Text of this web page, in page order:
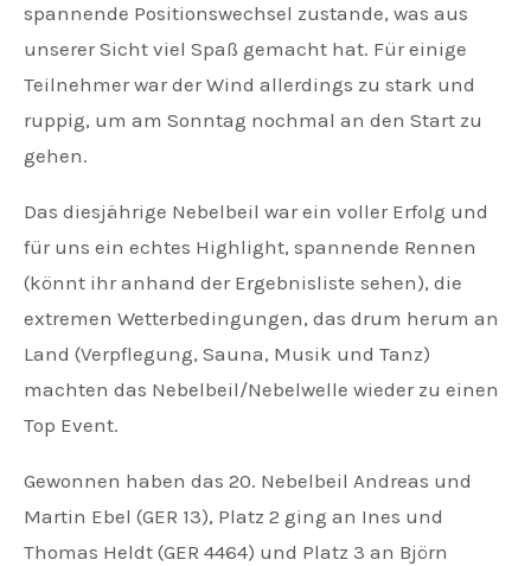
spannende Positionswechsel zustande, was aus
unserer Sicht viel Spaß gemacht hat. Für einige
Teilnehmer war der Wind allerdings zu stark und
ruppig, um am Sonntag nochmal an den Start zu
gehen.
Das diesjährige Nebelbeil war ein voller Erfolg und
für uns ein echtes Highlight, spannende Rennen
(könnt ihr anhand der Ergebnisliste sehen), die
extremen Wetterbedingungen, das drum herum an
Land (Verpflegung, Sauna, Musik und Tanz)
machten das Nebelbeil/Nebelwelle wieder zu einen
Top Event.
Gewonnen haben das 20. Nebelbeil Andreas und
Martin Ebel (GER 13), Platz 2 ging an Ines und
Thomas Heldt (GER 4464) und Platz 3 an Björn